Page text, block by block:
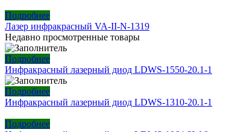
Подробнее
Лазер инфракрасный VA-II-N-1319
Недавно просмотренные товары
Подробнее
Инфракрасный лазерный диод LDWS-1550-20.1-1
Подробнее
Инфракрасный лазерный диод LDWS-1310-20.1-1
Подробнее